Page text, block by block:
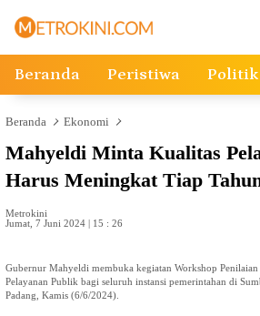
Beranda Peristiwa Politik
Beranda Ekonomi
Mahyeldi Minta Kualitas
Harus Meningkat Tiap
Metrokini
Jumat, 7 Juni 2024 | 15 : 26
Gubernur Mahyeldi membuka kegiatan Workshop Penilaian
Pelayanan Publik bagi seluruh instansi pemerintahan di
Padang, Kamis (6/6/2024).